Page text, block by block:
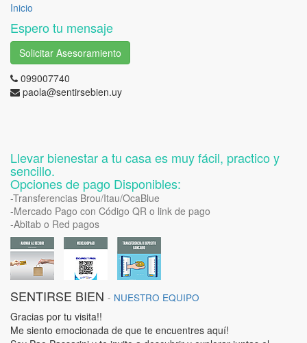
Inicio
Espero tu mensaje
Solicitar Asesoramiento
099007740
paola@sentirsebien.uy
Llevar bienestar a tu casa es muy fácil, practico y
sencillo.
Opciones de pago Disponibles:
-Transferencias Brou/Itau/OcaBlue
-Mercado Pago con Código QR o link de pago
-Abitab o Red pagos
SENTIRSE BIEN - NUESTRO EQUIPO
Gracias por tu visita!!
Me siento emocionada de que te encuentres aquí!